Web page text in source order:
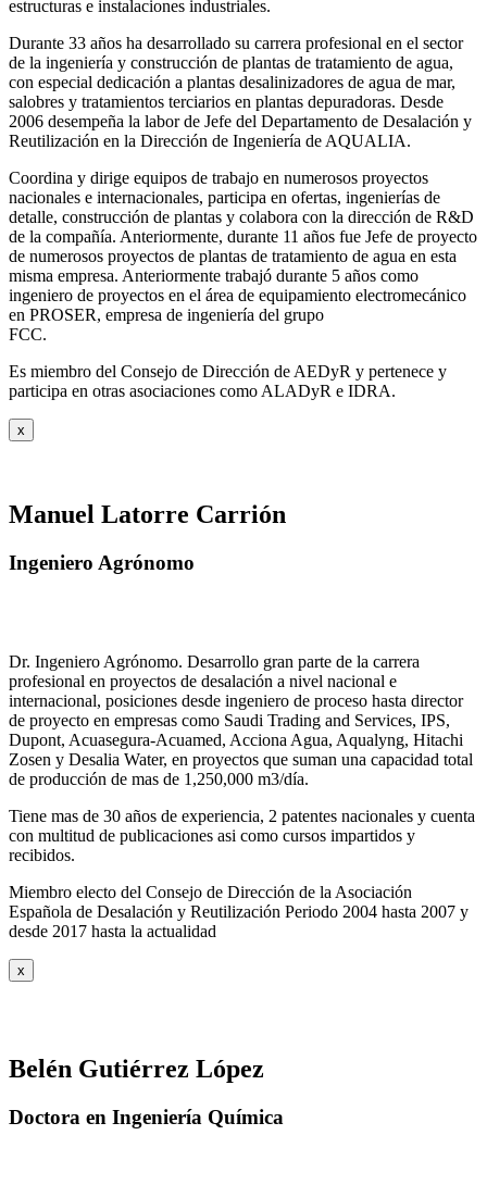
estructuras e instalaciones industriales.
Durante 33 años ha desarrollado su carrera profesional en el sector
de la ingeniería y construcción de plantas de tratamiento de agua,
con especial dedicación a plantas desalinizadores de agua de mar,
salobres y tratamientos terciarios en plantas depuradoras. Desde
2006 desempeña la labor de Jefe del Departamento de Desalación y
Reutilización en la Dirección de Ingeniería de AQUALIA.
Coordina y dirige equipos de trabajo en numerosos proyectos
nacionales e internacionales, participa en ofertas, ingenierías de
detalle, construcción de plantas y colabora con la dirección de R&D
de la compañía. Anteriormente, durante 11 años fue Jefe de proyecto
de numerosos proyectos de plantas de tratamiento de agua en esta
misma empresa. Anteriormente trabajó durante 5 años como
ingeniero de proyectos en el área de equipamiento electromecánico
en PROSER, empresa de ingeniería del grupo
FCC.
Es miembro del Consejo de Dirección de AEDyR y pertenece y
participa en otras asociaciones como ALADyR e IDRA.
x
Manuel Latorre Carrión
Ingeniero Agrónomo
Dr. Ingeniero Agrónomo. Desarrollo gran parte de la carrera
profesional en proyectos de desalación a nivel nacional e
internacional, posiciones desde ingeniero de proceso hasta director
de proyecto en empresas como Saudi Trading and Services, IPS,
Dupont, Acuasegura-Acuamed, Acciona Agua, Aqualyng, Hitachi
Zosen y Desalia Water, en proyectos que suman una capacidad total
de producción de mas de 1,250,000 m3/día.
Tiene mas de 30 años de experiencia, 2 patentes nacionales y cuenta
con multitud de publicaciones asi como cursos impartidos y
recibidos.
Miembro electo del Consejo de Dirección de la Asociación
Española de Desalación y Reutilización Periodo 2004 hasta 2007 y
desde 2017 hasta la actualidad
x
Belén Gutiérrez López
Doctora en Ingeniería Química